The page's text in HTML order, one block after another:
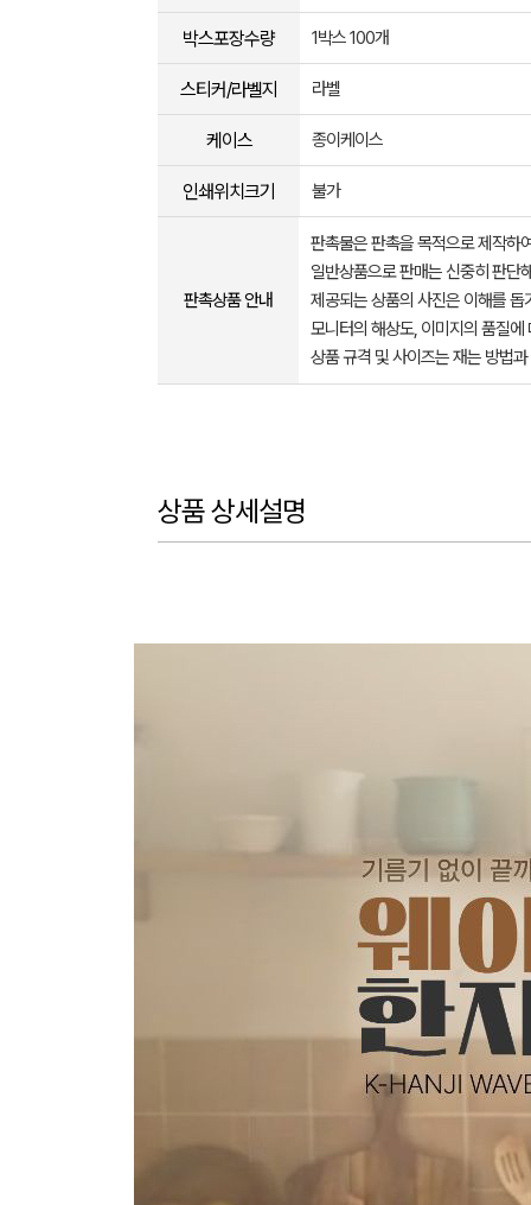
박스포장수량 1박스 100개
스티커/라벨지 라벨
케이스 종이케이스
인쇄위치크기 불가
판촉상품 안내
판촉물은 판촉을 목적으로 제작하
일반상품으로 판매는 신중히 판단
제공되는 상품의 사진은 이해를
모니터의 해상도, 이미지의 품질
상품 규격 및 사이즈는 재는 방법
상품 상세설명